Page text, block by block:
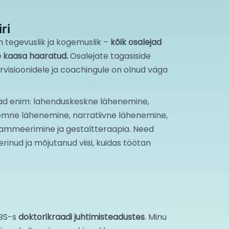
tegevuslik ja kogemuslik – kõik osalejad
haaratud.Osalejate tagasiside
ja coachingule on olnud väga
enim: lahenduskeskne lähenemine,
lähenemine, narratiivne lähenemine,
ja gestaltteraapia. Need
ja mõjutanud viisi, kuidas töötan
s doktorikraadi juhtimisteadustes. Minu